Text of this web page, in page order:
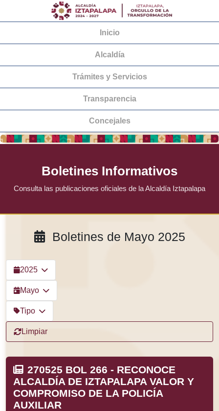
Inicio
Alcaldía
Trámites y Servicios
Transparencia
Concejales
Boletines Informativos
Consulta las publicaciones oficiales de la Alcaldía Iztapalapa
Boletines de Mayo 2025
2025
Mayo
Tipo
Limpiar
270525 BOL 266 - RECONOCE
ALCALDÍA DE IZTAPALAPA VALOR Y
COMPROMISO DE LA POLICÍA
AUXILIAR